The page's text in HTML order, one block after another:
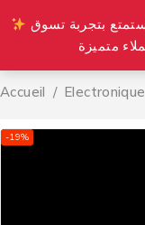
Accueil / Electronique
-19%